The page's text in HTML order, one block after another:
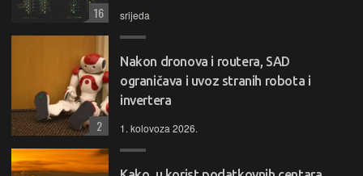
srijeda
16
Nakon dronova i routera, SAD
ograničava i uvoz stranih robota i
invertera
1. kolovoza 2026.
2